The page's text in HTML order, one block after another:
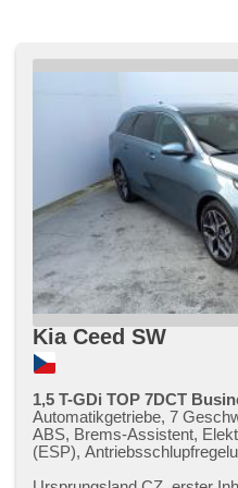
Kia Ceed SW
1,5 T-GDi TOP 7DCT
Automatikgetriebe, 7
ABS, Brems-Assistent,
(ESP),